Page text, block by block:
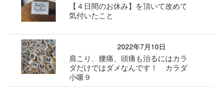
【４日間のお休み】を頂いて改めて
気付いたこと
2022年7月10日
肩こり、腰痛、頭痛も治るにはカラ
ダだけではダメなんです！ カラダ
小噺９